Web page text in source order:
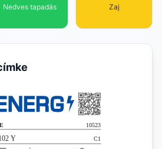
Nedves tapadás Zaj